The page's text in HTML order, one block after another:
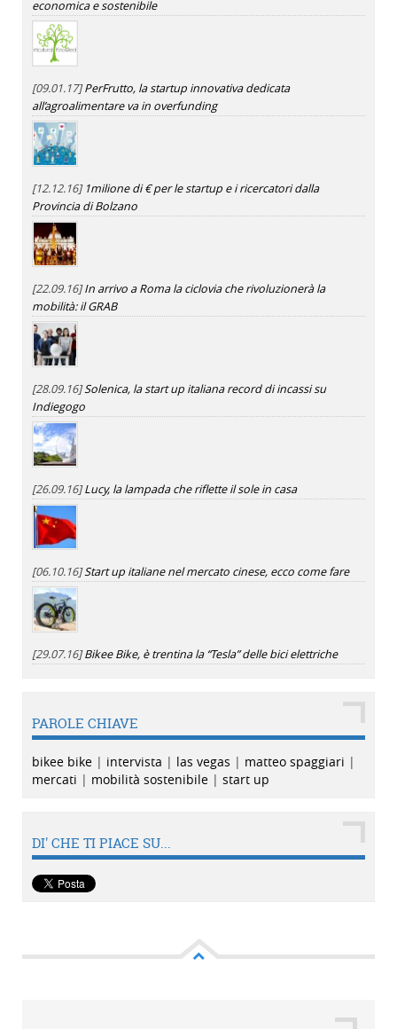
economica e sostenibile
[09.01.17]PerFrutto, la startup innovativa dedicata
all’agroalimentare va in overfunding
[12.12.16] 1milione di € per le startup e i ricercatori dalla
Provincia di Bolzano
[22.09.16]In arrivo a Roma la ciclovia che rivoluzionerà la
mobilità: il GRAB
[28.09.16]Solenica, la start up italiana record di incassi su
Indiegogo
[26.09.16]Lucy, la lampada che riflette il sole in casa
[06.10.16]Start up italiane nel mercato cinese, ecco come fare
[29.07.16]Bikee Bike, è trentina la “Tesla” delle bici elettriche
PAROLE CHIAVE
bikee bike | intervista | las vegas | matteo spaggiari |
mercati | mobilità sostenibile | start up
DI' CHE TI PIACE SU...